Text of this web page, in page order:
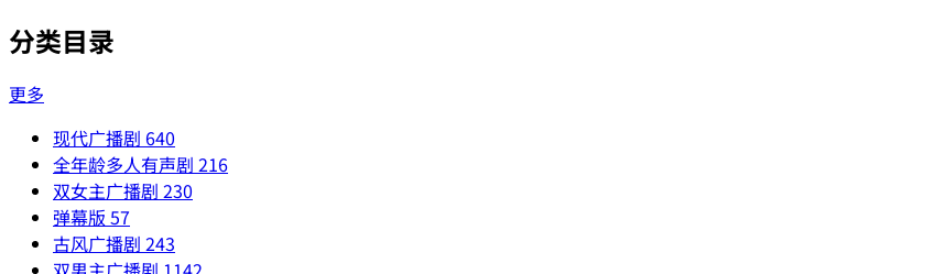
分类目录
更多
现代广播剧 640
全年龄多人有声剧 216
双女主广播剧 230
弹幕版 57
古风广播剧 243